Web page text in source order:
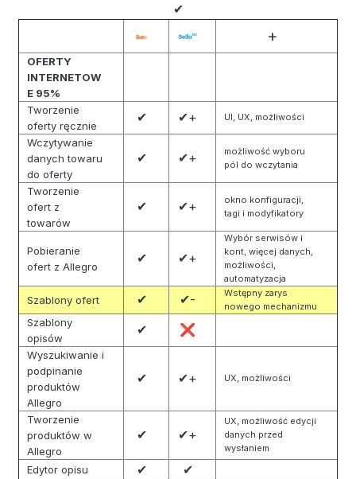
✔
+
OFERTY
INTERNETOW
E 95%
Tworzenie
oferty ręcznie
✔ ✔+ UI, UX, możliwości
Wczytywanie
danych towaru
do oferty
✔ ✔+
możliwość wyboru
pól do wczytania
Tworzenie
ofert z
towarów
✔ ✔+
okno konfiguracji,
tagi i modyfikatory
Pobieranie
ofert z Allegro
✔ ✔+
Wybór serwisów i
kont, więcej danych,
możliwości,
automatyzacja
Szablony ofert ✔ ✔-
Wstępny zarys
nowego mechanizmu
Szablony
opisów
✔ ❌
Wyszukiwanie i
podpinanie
produktów
Allegro
✔ ✔+ UX, możliwości
Tworzenie
produktów w
Allegro
✔ ✔+
UX, możliwość edycji
danych przed
wysłaniem
Edytor opisu ✔ ✔